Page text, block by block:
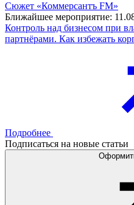
Сюжет «Коммерсантъ FM»
Ближайшее мероприятие:
Контроль над бизнесом при
партнёрами. Как избежать
Подробнее
Подписаться на новые статьи